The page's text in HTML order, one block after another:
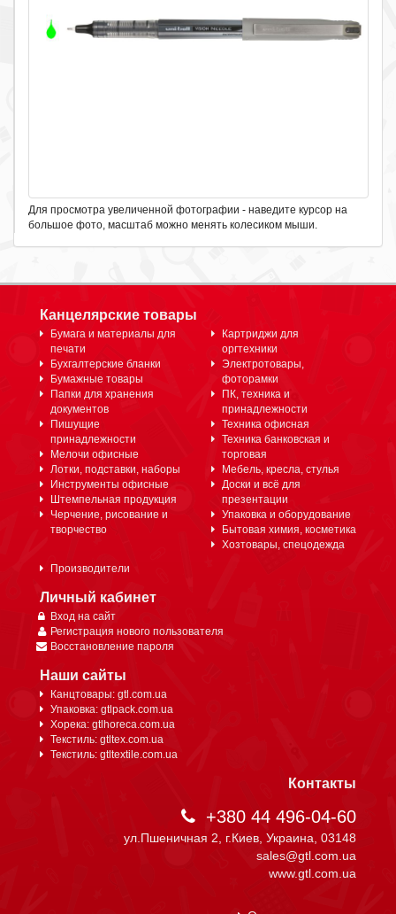
Для просмотра увеличенной фотографии - наведите курсор на
большое фото, масштаб можно менять колесиком мыши.
Канцелярские товары
Бумага и материалы для
печати
Бухгалтерские бланки
Бумажные товары
Папки для хранения
документов
Пишущие
принадлежности
Мелочи офисные
Лотки, подставки, наборы
Инструменты офисные
Штемпельная продукция
Черчение, рисование и
творчество
Картриджи для
оргтехники
Электротовары,
фоторамки
ПК, техника и
принадлежности
Техника офисная
Техника банковская и
торговая
Мебель, кресла, стулья
Доски и всё для
презентации
Упаковка и оборудование
Бытовая химия, косметика
Хозтовары, спецодежда
Производители
Личный кабинет
Вход на сайт
Регистрация нового пользователя
Восстановление пароля
Наши сайты
Канцтовары: gtl.com.ua
Упаковка: gtlpack.com.ua
Хорека: gtlhoreca.com.ua
Текстиль: gtltex.com.ua
Текстиль: gtltextile.com.ua
Контакты
+380 44 496-04-60
ул.Пшеничная 2, г.Киев, Украина, 03148
sales@gtl.com.ua
www.gtl.com.ua